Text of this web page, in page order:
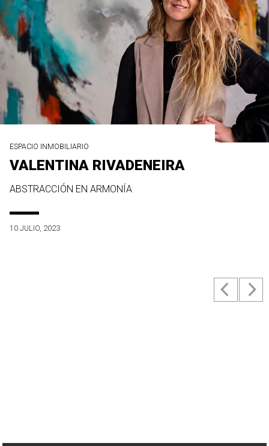
ESPACIO INMOBILIARIO
VALENTINA RIVADENEIRA
ABSTRACCIÓN EN ARMONÍA
10 JULIO, 2023